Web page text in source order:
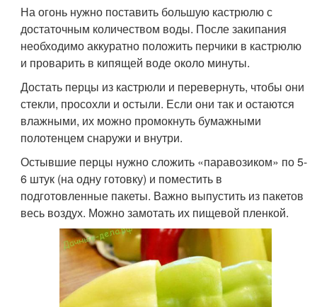
На огонь нужно поставить большую кастрюлю с
достаточным количеством воды. После закипания
необходимо аккуратно положить перчики в кастрюлю
и проварить в кипящей воде около минуты.
Достать перцы из кастрюли и перевернуть, чтобы они
стекли, просохли и остыли. Если они так и остаются
влажными, их можно промокнуть бумажными
полотенцем снаружи и внутри.
Остывшие перцы нужно сложить «паравозиком» по 5-
6 штук (на одну готовку) и поместить в
подготовленные пакеты. Важно выпустить из пакетов
весь воздух. Можно замотать их пищевой пленкой.